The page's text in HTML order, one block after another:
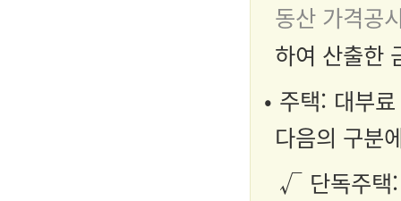
동산 가격공
하여 산출한
• 주택: 대부
다음의 구분
√ 단독주